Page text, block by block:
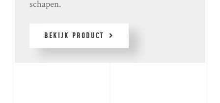
schapen.
BEKIJK PRODUCT